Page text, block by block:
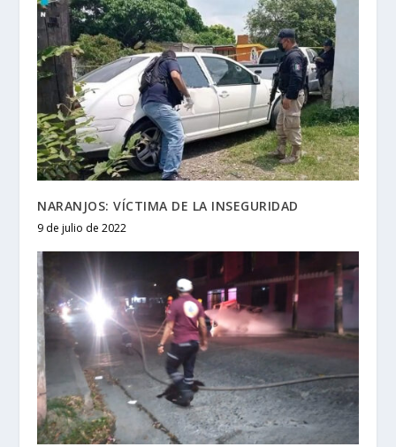
NARANJOS: VÍCTIMA DE LA INSEGURIDAD
9 de julio de 2022